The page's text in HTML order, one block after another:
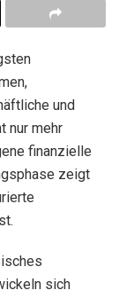
und
nur mehr
finanzielle
zeigt
sich